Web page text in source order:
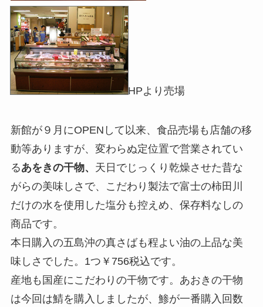
HPより売場
新館が９月にOPENして以来、食品売場も店舗の移
動等ありますが、変わらぬ定位置で営業されてい
るあをきの干物、 天日でじっくり乾燥させた昔な
がらの美味しさで、こだわり製法で富士の柿田川
だけの水を使用した塩分も控えめ、保存料なしの
商品です。
本日購入の五島沖の真さばも程よい油の上品な美
味しさでした。1つ￥756税込です。
産地も国産にこだわりの干物です。あおきの干物
は今回は鯖を購入しましたが、鯵が一番購入回数